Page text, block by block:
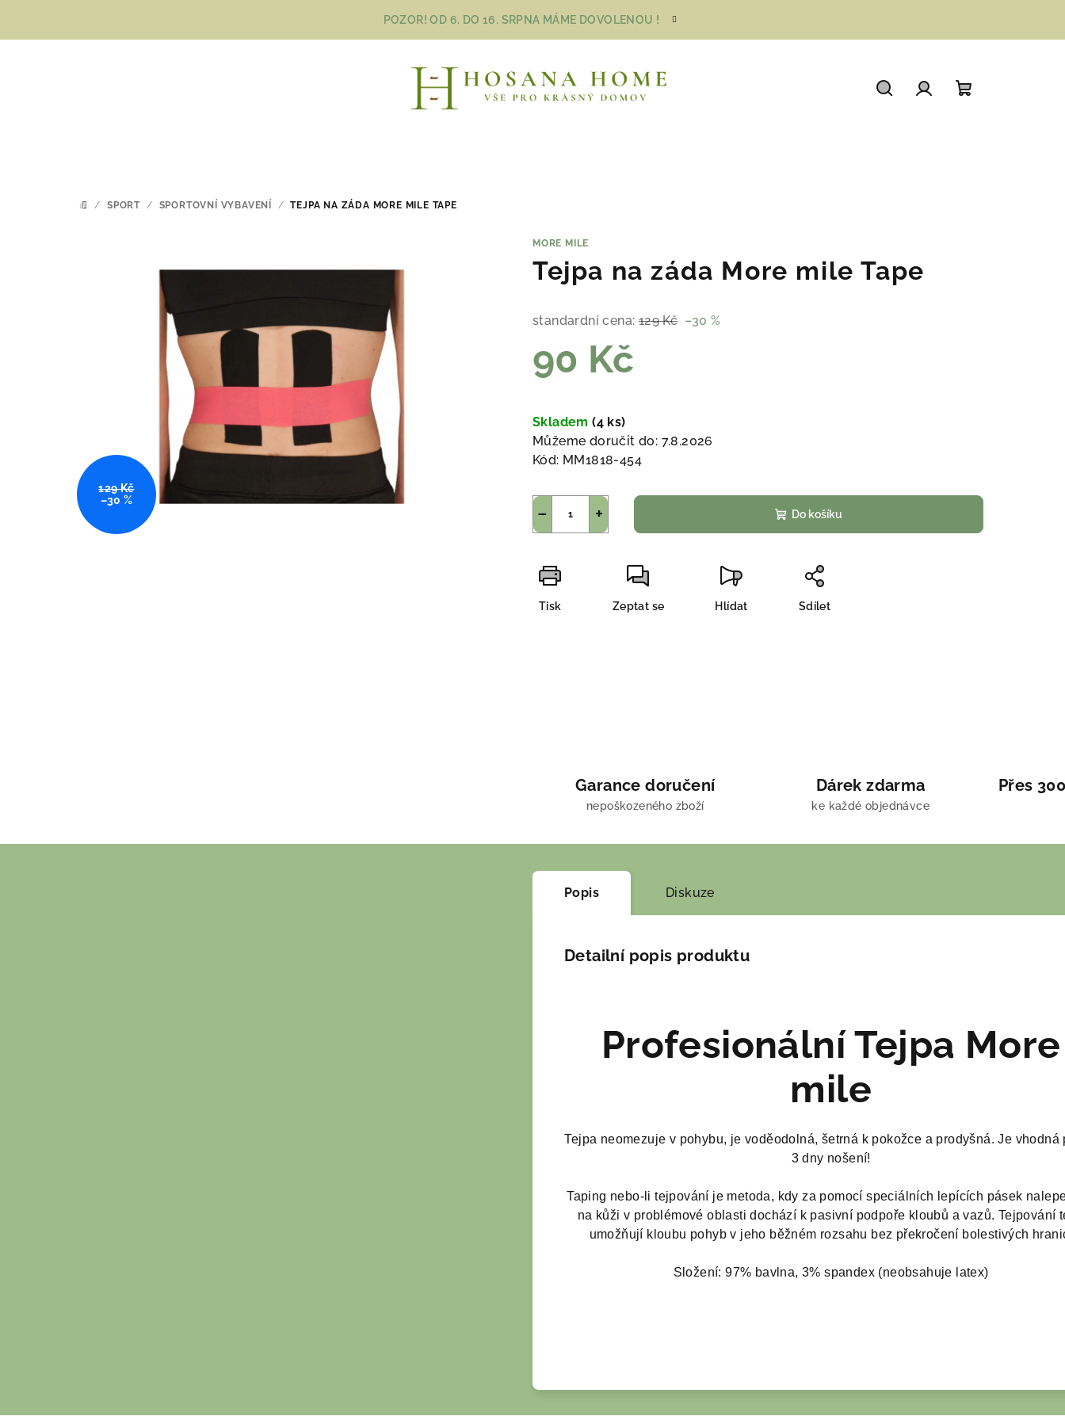
POZOR! OD 6. DO 16. SRPNA MÁME DOVOLENOU !
DOMŮ
/ SPORT / SPORTOVNÍ VYBAVENÍ / TEJPA NA ZÁDA MORE MILE TAPE
MORE MILE
Tejpa na záda More mile Tape
standardní cena: 129 Kč –30 %
90 Kč
cena:
Skladem(4 ks)
Můžeme doručit do: 7.8.2026
Kód: MM1818-454
+
− Do košíku
Tisk Zeptat se Hlídat Sdílet
129 Kč
–30 %
Garance doručení
nepoškozeného zboží
Dárek zdarma
ke každé objednávce
Přes
Popis Diskuze
Detailní popis produktu
Profesionální Tejpa More
mile
Tejpa neomezuje v pohybu, je voděodolná, šetrná k pokožce a prodyšná. Je vhodná
3 dny nošení!
Taping nebo-li tejpování je metoda, kdy za pomocí speciálních lepících pásek
na kůži v problémové oblasti dochází k pasivní podpoře kloubů a vazů. Tejpování
umožňují kloubu pohyb v jeho běžném rozsahu bez překročení bolestivých
Složení: 97% bavlna, 3% spandex (neobsahuje latex)